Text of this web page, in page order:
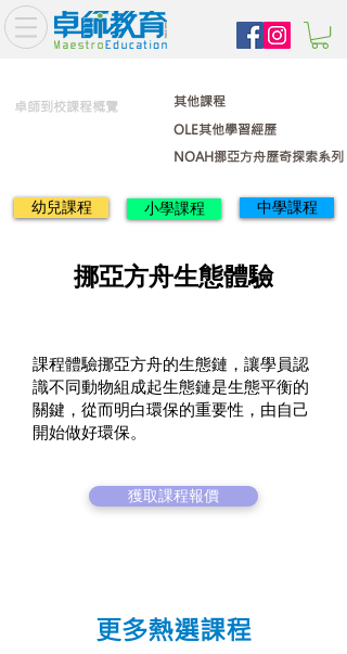
卓師到校課程概覽
OLE其他學習經歷
NOAH挪亞方舟歷奇探索系列
其他課程
幼兒課程 小學課程 中學課程
課程體驗挪亞方舟的生態鏈，讓學員認
識不同動物組成起生態鏈是生態平衡的
關鍵，從而明白環保的重要性，由自己
開始做好環保。
獲取課程報價
挪亞方舟生態體驗
更多熱選課程